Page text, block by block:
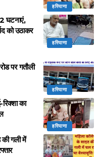
हरियाणा
हरियाणा
घटनाएं,
को उठाकर
हरियाणा
पर गतौली
हरियाणा
का
गली में